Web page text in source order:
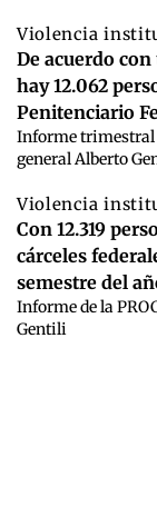
Violencia
De acuerdo
hay 12.062
Penitenciario
Informe trimestral
general Alberto
Violencia
Con 12.319
cárceles
semestre del
Informe de la
Gentili